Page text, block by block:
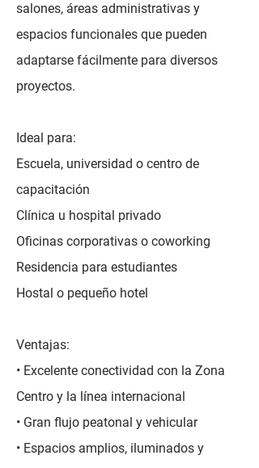
salones, áreas administrativas y
espacios funcionales que pueden
adaptarse fácilmente para diversos
proyectos.
Ideal para:
Escuela, universidad o centro de
capacitación
Clínica u hospital privado
Oficinas corporativas o coworking
Residencia para estudiantes
Hostal o pequeño hotel
Ventajas:
• Excelente conectividad con la Zona
Centro y la línea internacional
• Gran flujo peatonal y vehicular
• Espacios amplios, iluminados y